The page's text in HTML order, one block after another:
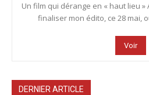
Un film qui dérange en « haut lieu »
finaliser mon édito, ce 28 mai,
Voir
DERNIER ARTICLE